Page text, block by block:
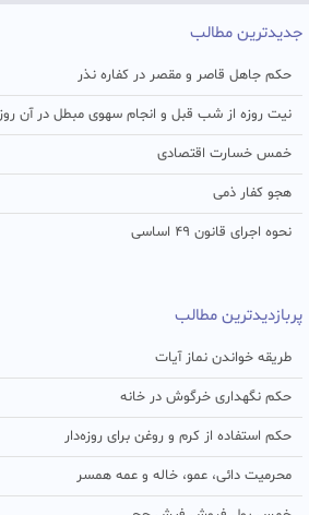
جدیدترین مطالب
حکم جاهل قاصر و مقصر در کفاره نذر
نیت روزه از شب قبل و انجام سهوی مبطل در آن روز
خمس خسارت اقتصادی
هجو کفار ذمی
نحوه اجرای قانون ۴۹ اساسی
پربازدیدترین مطالب
طریقه خواندن نماز آیات
حکم نگهداری خرگوش در خانه
حکم استفاده از کرم و روغن برای روزه‌دار
محرمیت دائی، عمو، خاله و عمه همسر